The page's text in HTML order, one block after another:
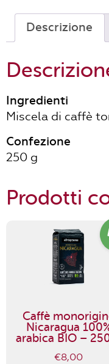
250gr
quantità
Descrizione
Ingredienti
Miscela di caffè
Confezione
250 g
Prodotti
Caffè
Nicaragua
arabica BIO –
€8,00